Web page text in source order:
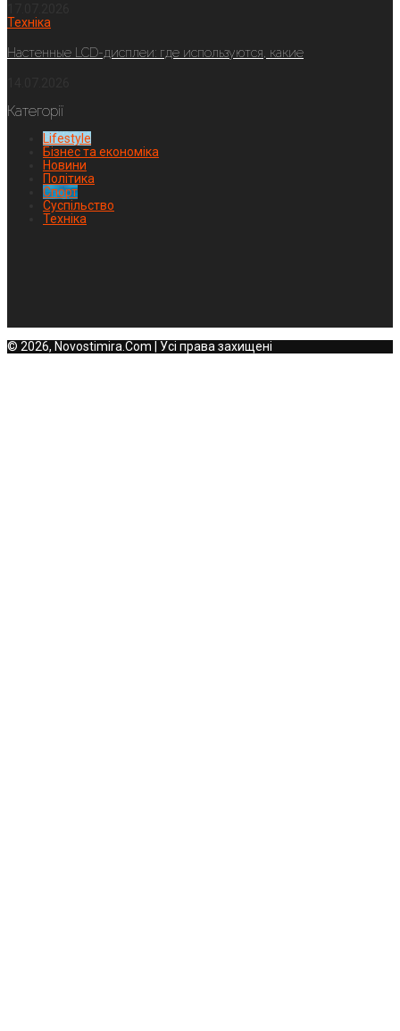
Техніка
Настенные LCD-дисплеи: где используются, какие
Категорії
Lifestyle
Бізнес та економіка
Новини
Політика
Спорт
Суспільство
Техніка
© 2026, Novostimira.Com | Усі права захищені